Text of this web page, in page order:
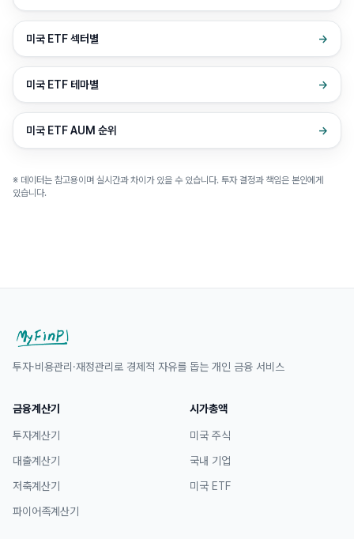
미국 ETF 섹터별 →
미국 ETF 테마별 →
미국 ETF AUM 순위 →
※ 데이터는 참고용이며 실시간과 차이가 있을 수 있습니다. 투자 결정과 책임은 본인에게
있습니다.
투자·비용관리·재정관리로 경제적 자유를 돕는 개인 금융 서비스
금융계산기
투자계산기
대출계산기
저축계산기
파이어족계산기
시가총액
미국 주식
국내 기업
미국 ETF